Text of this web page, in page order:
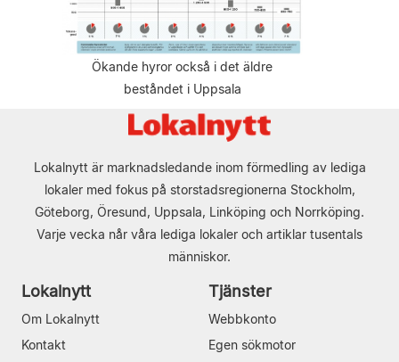
Ökande hyror också i det äldre
beståndet i Uppsala
Lokalnytt är marknadsledande inom förmedling av lediga
lokaler med fokus på storstadsregionerna Stockholm,
Göteborg, Öresund, Uppsala, Linköping och Norrköping.
Varje vecka når våra lediga lokaler och artiklar tusentals
människor.
Lokalnytt
Om Lokalnytt
Kontakt
Tjänster
Webbkonto
Egen sökmotor